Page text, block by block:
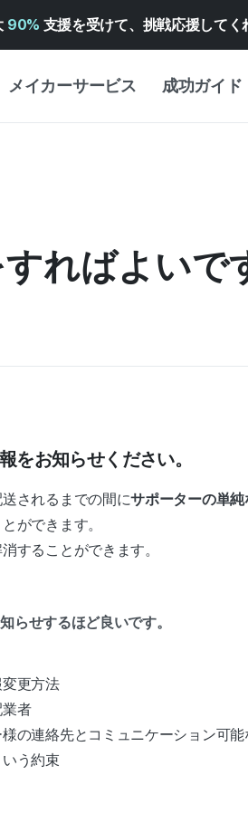
90% 支援を受けて、挑戦応援してく
メイカーサービス 成功ガイド
アワード ↗︎
成功ストーリー
ればよいで
をお知らせください。
されるまでの間にサポーターの単純
ができます。
することができます。
らせするほど良いです。
更方法
者
の連絡先とコミュニケーション可能
う約束